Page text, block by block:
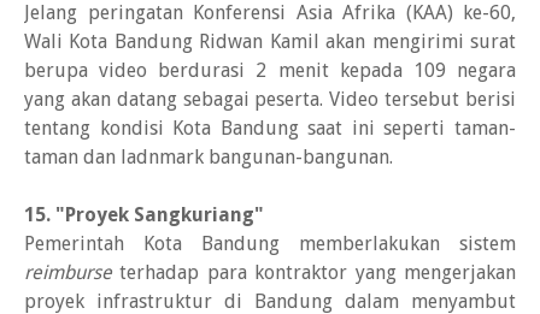
Jelang peringatan Konferensi Asia Afrika (KAA) ke-60,
Wali Kota Bandung Ridwan Kamil akan mengirimi surat
berupa video berdurasi 2 menit kepada 109 negara
yang akan datang sebagai peserta. Video tersebut berisi
tentang kondisi Kota Bandung saat ini seperti taman-
taman dan ladnmark bangunan-bangunan.
15. "Proyek Sangkuriang"
Pemerintah Kota Bandung memberlakukan sistem
reimburseterhadap para kontraktor yang mengerjakan
proyek infrastruktur di Bandung dalam menyambut